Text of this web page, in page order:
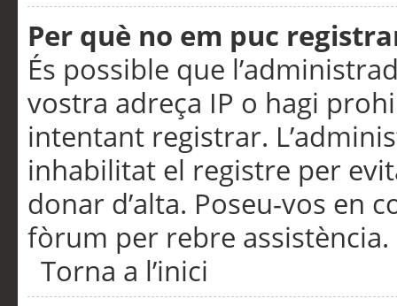
Per què no em puc
És possible que
vostra adreça IP o hagi
intentant registrar.
inhabilitat el registre per
donar d’alta. Poseu-vos en
fòrum per rebre assistència.
Torna a l’inici